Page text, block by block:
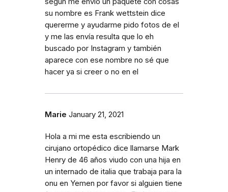
su nombre es Frank wettstein dice
quererme y ayudarme pido fotos de el
y me las envía resulta que lo eh
buscado por Instagram y también
aparece con ese nombre no sé que
hacer ya si creer o no en el
Marie January 21, 2021
Hola a mi me esta escribiendo un
cirujano ortopédico dice llamarse Mark
Henry de 46 años viudo con una hija en
un internado de italia que trabaja para la
onu en Yemen por favor si alguien tiene